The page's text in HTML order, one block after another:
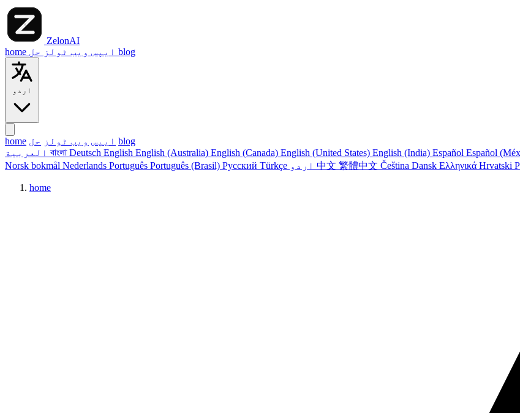
ZelonAI
home
ایپس ویب ٹولز blog
اردو
home ایپس ویب ٹولز حل
blog
العربيةবাংলাDeutsch English English (Australia) English (Canada) English (United States) English (India) Español Español
Norsk bokmål Nederlands Português Português (Brasil) Русский Türkçe 中文 繁體中文 Čeština Dansk Ελληνικά Hrvatski
home